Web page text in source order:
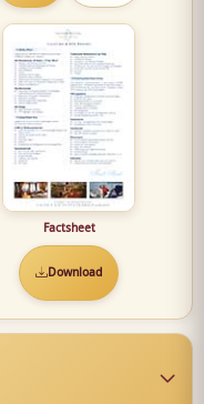
Factsheet
Download